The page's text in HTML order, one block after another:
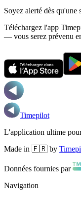
Soyez alerté dès qu'une
Téléchargez l'app
— vous serez prévenu
Timepilot
L'application ultime
Made in 🇫🇷 by
Données fournies par
Navigation